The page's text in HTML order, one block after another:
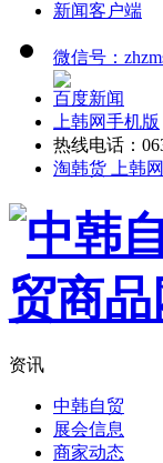
新闻客户端
微信号：
百度新闻
上韩网手机版
热线电话：
淘韩货 上韩网
资讯
中韩自贸
展会信息
商家动态